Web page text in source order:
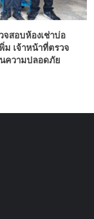
สอบห้องเช่าบ่อ
ม เจ้าหน้าที่ตรวจ
ความปลอดภัย